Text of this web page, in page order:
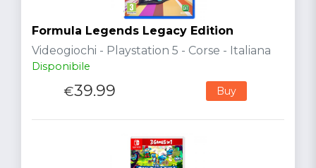
Formula Legends Legacy Edition
Videogiochi - Playstation 5 - Corse - Italiana
Disponibile
€39.99 Buy